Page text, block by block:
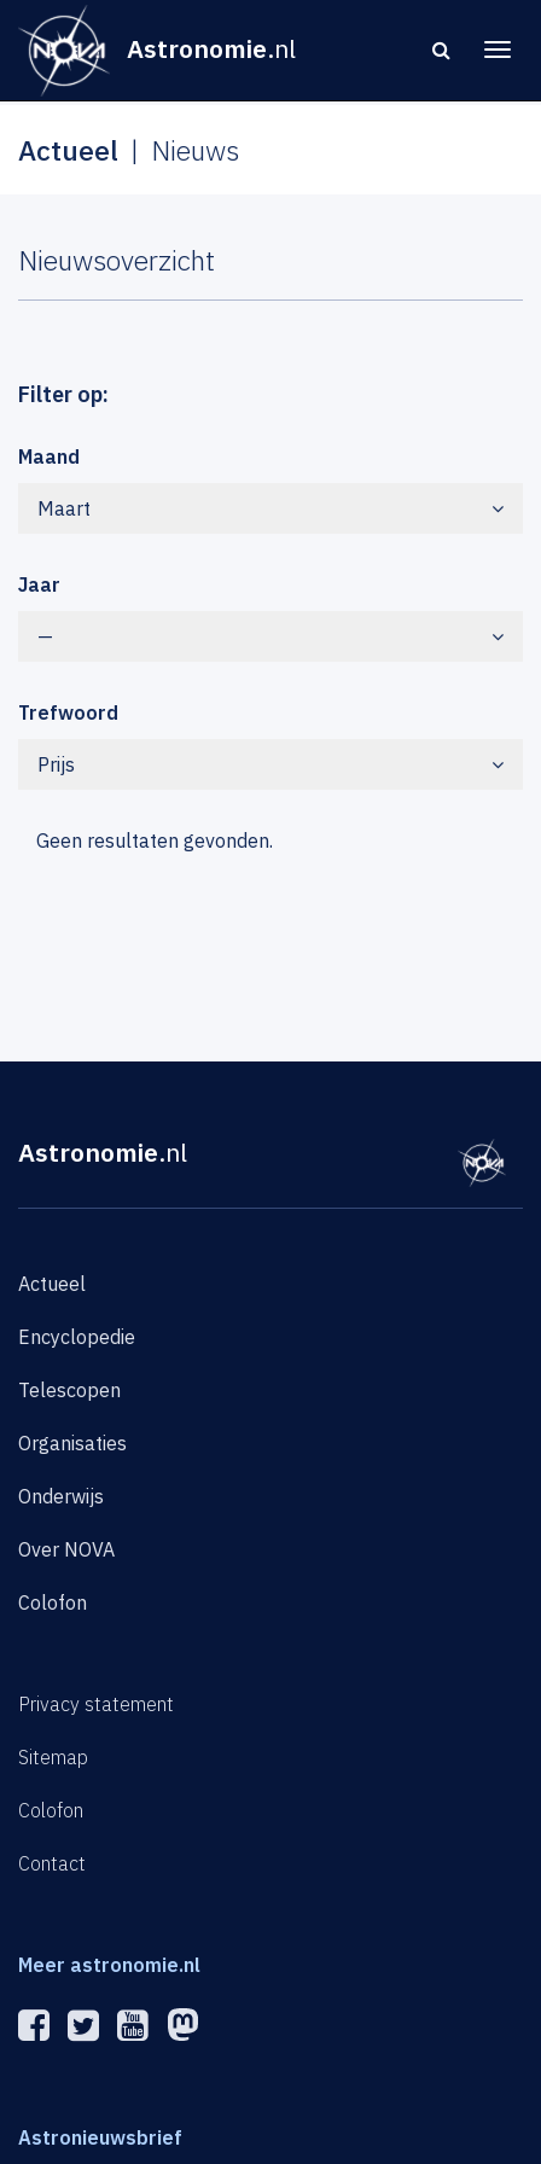
Astronomie.nl
Actueel Nieuws
Nieuwsoverzicht
Filter op:
Maand
Maart
Jaar
—
Trefwoord
Prijs
Geen resultaten gevonden.
Astronomie.nl
Actueel
Encyclopedie
Telescopen
Organisaties
Onderwijs
Over NOVA
Colofon
Privacy statement
Sitemap
Colofon
Contact
Meer astronomie.nl
Astronieuwsbrief